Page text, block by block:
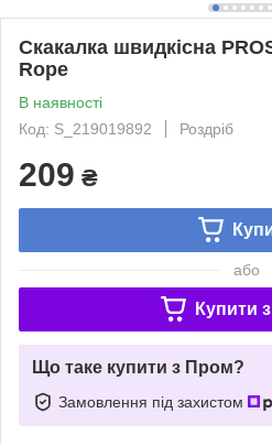
Скакалка швидкісна
Rope
В наявності
Код: S_219019892
Роздріб
209 ₴
або
Купити з
Що таке купити з Пром?
Замовлення під захистом